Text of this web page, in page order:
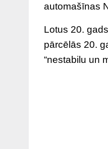
automašīnas
Lotus 20.
pārcēlās 20.
“nestabilu un